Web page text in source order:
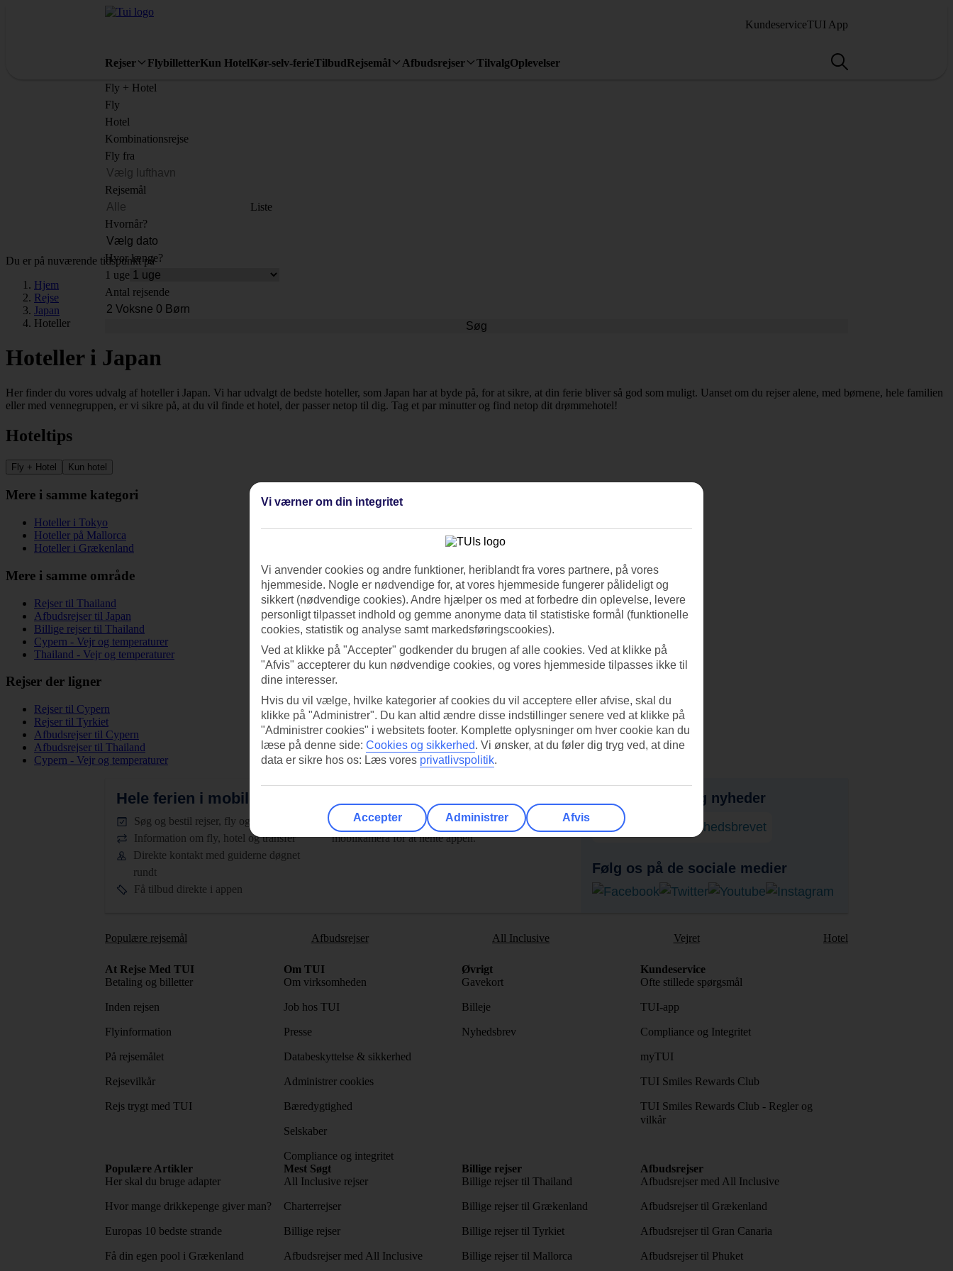
KundeserviceTUI App
Rejser FlybilletterKun HotelKør-selv-ferieTilbudRejsemål Afbudsrejser TilvalgOplevelser
Fly + Hotel
Fly
Hotel
Kombinationsrejse
Fly fra
Rejsemål
Liste
Hvornår?
Hvor længe?
1 uge
Antal rejsende
Søg
Du er på nuværende tidspunkt på
Hjem
Rejse
Japan
Hoteller
Hoteller i Japan
Her finder du vores udvalg af hoteller i Japan. Vi har udvalgt de bedste hoteller, som Japan har at byde på, for at sikre, at din ferie bliver så god som muligt. Uanset om du rejser alene, med børnene, hele familien
eller med vennegruppen, er vi sikre på, at du vil finde et hotel, der passer netop til dig. Tag et par minutter og find netop dit drømmehotel!
Hoteltips
Fly + Hotel Kun hotel
Mere i samme kategori
Hoteller i Tokyo
Hoteller på Mallorca
Hoteller i Grækenland
Mere i samme område
Rejser til Thailand
Afbudsrejser til Japan
Billige rejser til Thailand
Cypern - Vejr og temperaturer
Thailand - Vejr og temperaturer
Rejser der ligner
Rejser til Cypern
Rejser til Tyrkiet
Afbudsrejser til Cypern
Afbudsrejser til Thailand
Cypern - Vejr og temperaturer
Hele ferien i mobilen.
Søg og bestil rejser, fly og hotel
Information om fly, hotel og transfer
Direkte kontakt med guiderne døgnet
rundt
Få tilbud direkte i appen
Scan QR-koden med dit
mobilkamera for at hente appen.
Få tilbud, tips og nyheder
Abonner på nyhedsbrevet
Følg os på de sociale medier
Populære rejsemål Afbudsrejser All Inclusive Vejret Hotel
At Rejse Med TUI
Betaling og billetter
Inden rejsen
Flyinformation
På rejsemålet
Rejsevilkår
Rejs trygt med TUI
Om TUI
Om virksomheden
Job hos TUI
Presse
Databeskyttelse & sikkerhed
Administrer cookies
Bæredygtighed
Selskaber
Compliance og integritet
Øvrigt
Gavekort
Billeje
Nyhedsbrev
Kundeservice
Ofte stillede spørgsmål
TUI-app
Compliance og Integritet
myTUI
TUI Smiles Rewards Club
TUI Smiles Rewards Club - Regler og
vilkår
Populære Artikler
Her skal du bruge adapter
Hvor mange drikkepenge giver man?
Europas 10 bedste strande
Få din egen pool i Grækenland
Mest Søgt
All Inclusive rejser
Charterrejser
Billige rejser
Afbudsrejser med All Inclusive
Billige rejser
Billige rejser til Thailand
Billige rejser til Grækenland
Billige rejser til Tyrkiet
Billige rejser til Mallorca
Afbudsrejser
Afbudsrejser med All Inclusive
Afbudsrejser til Grækenland
Afbudsrejser til Gran Canaria
Afbudsrejser til Phuket
Vi værner om din integritet
Vi anvender cookies og andre funktioner, heriblandt fra vores partnere, på vores
hjemmeside. Nogle er nødvendige for, at vores hjemmeside fungerer pålideligt og
sikkert (nødvendige cookies). Andre hjælper os med at forbedre din oplevelse, levere
personligt tilpasset indhold og gemme anonyme data til statistiske formål (funktionelle
cookies, statistik og analyse samt markedsføringscookies).
Ved at klikke på "Accepter" godkender du brugen af alle cookies. Ved at klikke på
"Afvis" accepterer du kun nødvendige cookies, og vores hjemmeside tilpasses ikke til
dine interesser.
Hvis du vil vælge, hvilke kategorier af cookies du vil acceptere eller afvise, skal du
klikke på "Administrer". Du kan altid ændre disse indstillinger senere ved at klikke på
"Administrer cookies" i websitets footer. Komplette oplysninger om hver cookie kan du
læse på denne side: Cookies og sikkerhed. Vi ønsker, at du føler dig tryg ved, at dine
data er sikre hos os: Læs vores privatlivspolitik.
Accepter Administrer Afvis